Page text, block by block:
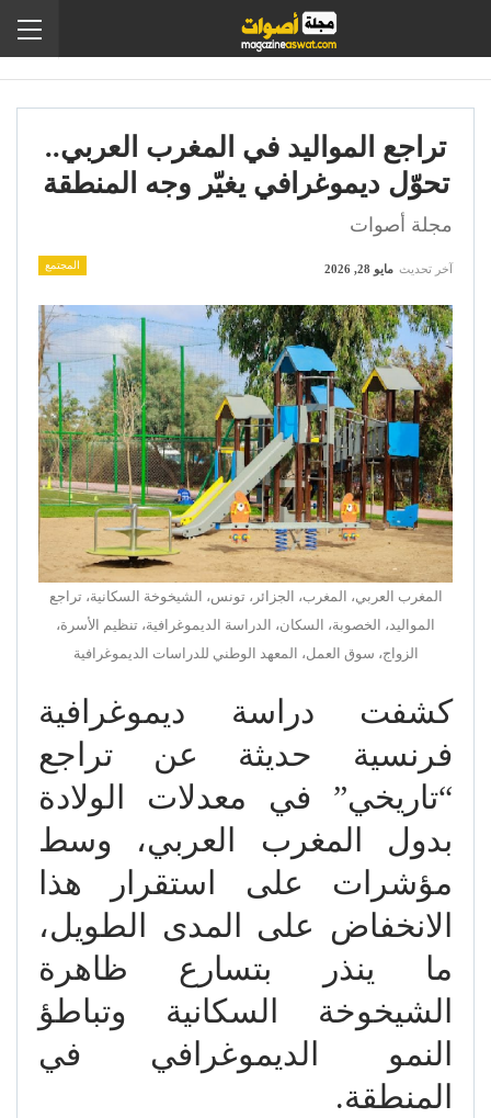
تراجع المواليد في المغرب العربي..
تحوّل ديموغرافي يغيّر وجه المنطقة
مجلة أصوات
المجتمع آخر تحديث مايو 28, 2026
المغرب العربي، المغرب، الجزائر، تونس، الشيخوخة السكانية، تراجع
المواليد، الخصوبة، السكان، الدراسة الديموغرافية، تنظيم الأسرة،
الزواج، سوق العمل، المعهد الوطني للدراسات الديموغرافية
كشفت دراسة ديموغرافية
فرنسية حديثة عن تراجع
“تاريخي” في معدلات الولادة
بدول المغرب العربي، وسط
مؤشرات على استقرار هذا
الانخفاض على المدى الطويل،
ما ينذر بتسارع ظاهرة
الشيخوخة السكانية وتباطؤ
النمو الديموغرافي في
المنطقة.